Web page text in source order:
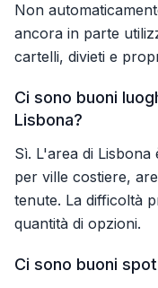
Non
ancora in parte
cartelli, divieti e
Ci sono buoni
Lisbona?
Sì. L'area di
per ville costiere,
tenute. La difficoltà
quantità di opzioni.
Ci sono buoni